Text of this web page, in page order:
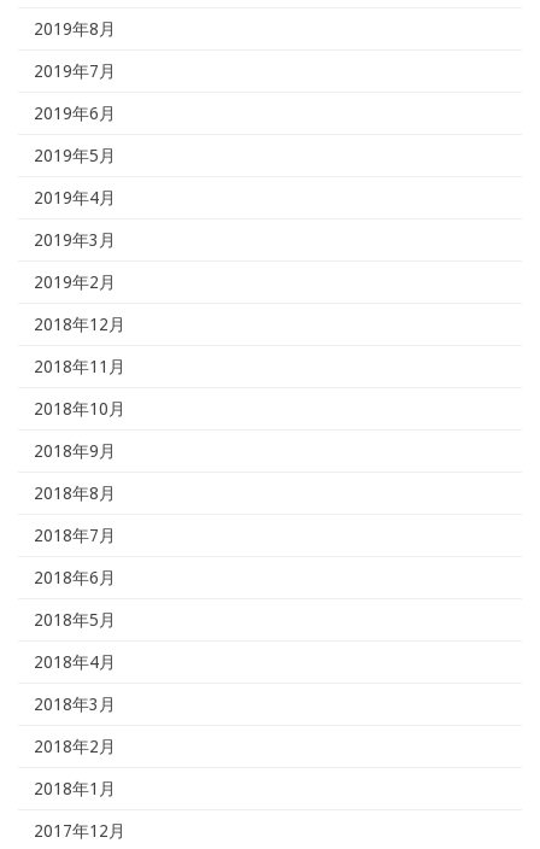
2019年8月
2019年7月
2019年6月
2019年5月
2019年4月
2019年3月
2019年2月
2018年12月
2018年11月
2018年10月
2018年9月
2018年8月
2018年7月
2018年6月
2018年5月
2018年4月
2018年3月
2018年2月
2018年1月
2017年12月